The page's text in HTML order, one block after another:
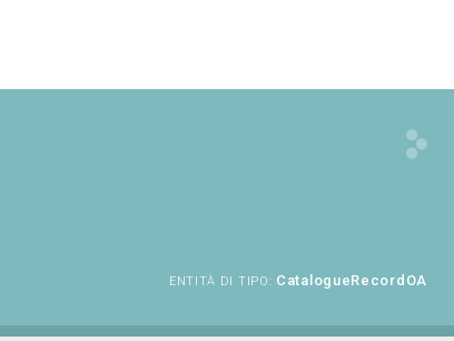
ENTITÀ DI TIPO: CatalogueRecordOA